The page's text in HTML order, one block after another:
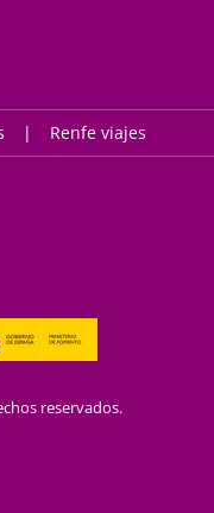
Renfe viajes
reservados.